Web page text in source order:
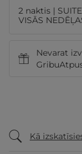
2 naktis |
VISĀS
Nevarat
Kā